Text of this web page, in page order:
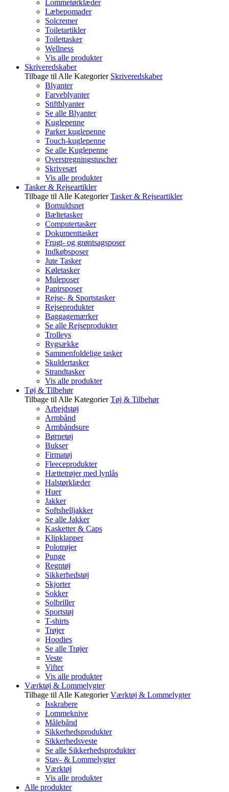
Lommetørklæder
Læbepomader
Solcremer
Toiletartikler
Toilettasker
Wellness
Vis alle produkter
Skriveredskaber
Tilbage til Alle Kategorier Skriveredskaber
Blyanter
Farveblyanter
Stiftblyanter
Se alle Blyanter
Kuglepenne
Parker kuglepenne
Touch-kuglepenne
Se alle Kuglepenne
Overstregningstuscher
Skrivesæt
Vis alle produkter
Tasker & Rejseartikler
Tilbage til Alle Kategorier Tasker & Rejseartikler
Bomuldsnet
Bæltetasker
Computertasker
Dokumenttasker
Frugt- og grøntsagsposer
Indkøbsposer
Jute Tasker
Køletasker
Muleposer
Papirsposer
Rejse- & Sportstasker
Rejseprodukter
Baggagemærker
Se alle Rejseprodukter
Trolleys
Rygsække
Sammenfoldelige tasker
Skuldertasker
Strandtasker
Vis alle produkter
Tøj & Tilbehør
Tilbage til Alle Kategorier Tøj & Tilbehør
Arbejdstøj
Armbånd
Armbåndsure
Børnetøj
Bukser
Firmatøj
Fleeceprodukter
Hættetrøjer med lynlås
Halstørklæder
Huer
Jakker
Softshelljakker
Se alle Jakker
Kasketter & Caps
Klipklapper
Polotrøjer
Punge
Regntøj
Sikkerhedstøj
Skjorter
Sokker
Solbriller
Sportstøj
T-shirts
Trøjer
Hoodies
Se alle Trøjer
Veste
Vifter
Vis alle produkter
Værktøj & Lommelygter
Tilbage til Alle Kategorier Værktøj & Lommelygter
Isskrabere
Lommeknive
Målebånd
Sikkerhedsprodukter
Sikkerhedsveste
Se alle Sikkerhedsprodukter
Stav- & Lommelygter
Værktøj
Vis alle produkter
Alle produkter